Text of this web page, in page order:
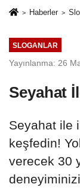
Haberler
SLOGANLAR
Yayınlanma: 26
Seyahat
Seyahat ile
keşfedin!
verecek 30